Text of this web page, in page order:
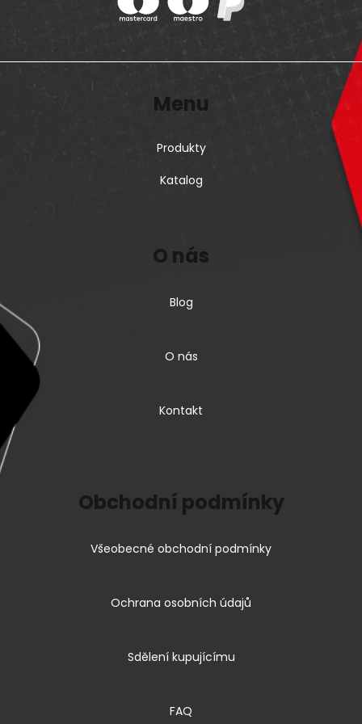
Menu
Produkty
Katalog
O nás
Blog
O nás
Kontakt
Obchodní podmínky
Všeobecné obchodní podmínky
Ochrana osobních údajů
Sdělení kupujícímu
FAQ